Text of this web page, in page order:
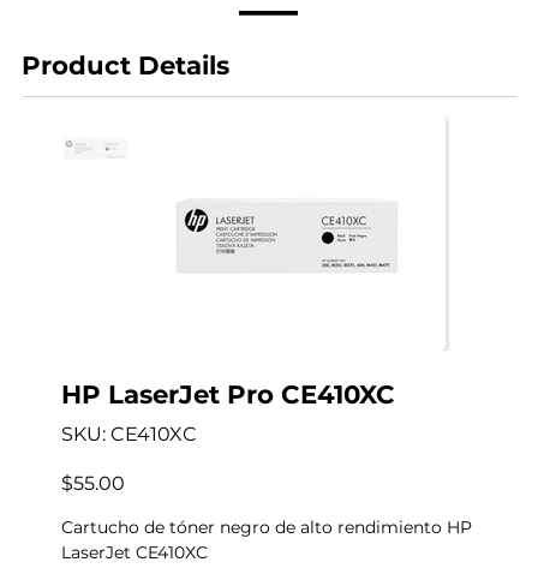
Product Details
HP LaserJet Pro CE410XC
SKU:
SKU
CE410XC
CE410XC
Precio
$55.00
Cartucho de tóner negro de alto rendimiento HP
LaserJet CE410XC